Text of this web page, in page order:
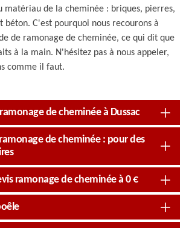
matériau de la cheminée : briques, pierres,
béton. C'est pourquoi nous recourons à
de ramonage de cheminée, ce qui dit que
à la main. N'hésitez pas à nous appeler,
comme il faut.
de cheminée à Dussac
de cheminée : pour des
ramonage de cheminée à 0 €